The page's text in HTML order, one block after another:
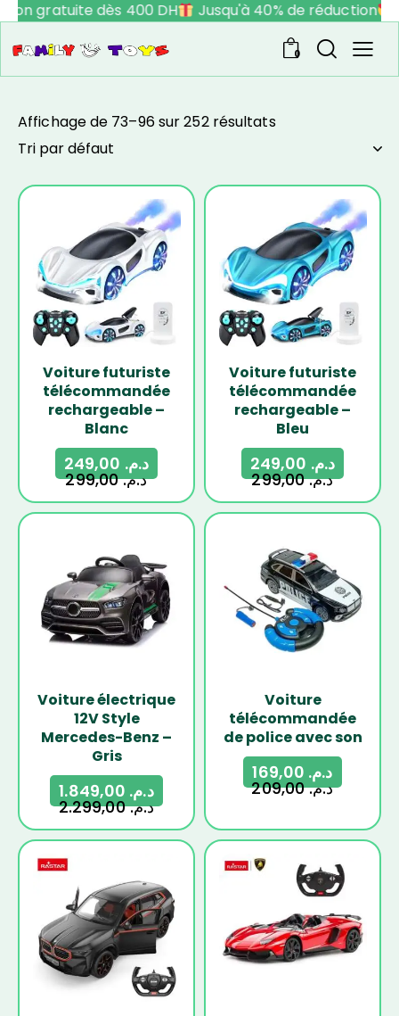
gratuite dès 400 DH Jusqu'à 40% de réduction
0
Affichage de 73–96 sur 252 résultats
Voiture futuriste
télécommandée
rechargeable –
Blanc
د.م.299,00
د.م.
Voiture futuriste
télécommandée
rechargeable –
Bleu
د.م.299,00
د.م.
Voiture électrique
12V Style
Mercedes-Benz –
Gris
د.م.2.299,00
د.م.
Voiture
télécommandée
de police avec son
د.م.209,00
د.م.